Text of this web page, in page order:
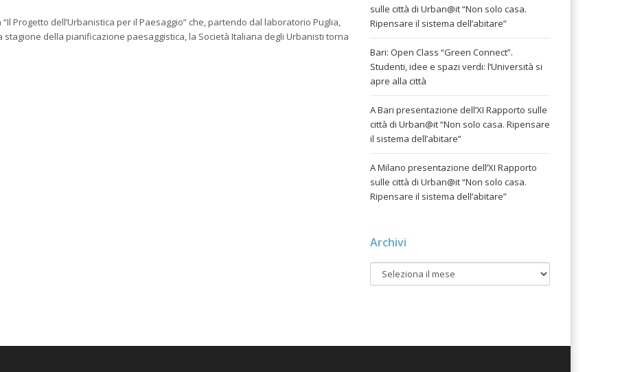
Progetto dell’Urbanistica per il Paesaggio” che, partendo dal laboratorio Puglia,
della pianificazione paesaggistica, la Società Italiana degli Urbanisti torna
sulle città di Urban@it “Non solo casa.
Ripensare il sistema dell’abitare”
Bari: Open Class “Green Connect”.
Studenti, idee e spazi verdi: l’Università si
apre alla città
A Bari presentazione dell’XI Rapporto sulle
città di Urban@it “Non solo casa. Ripensare
il sistema dell’abitare”
A Milano presentazione dell’XI Rapporto
sulle città di Urban@it “Non solo casa.
Ripensare il sistema dell’abitare”
Archivi